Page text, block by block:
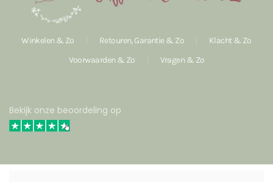
Winkelen & Zo Retouren, Garantie & Zo
Klacht & Zo
Voorwaarden & Zo
Vragen & Zo
Bekijk onze beoordeling op